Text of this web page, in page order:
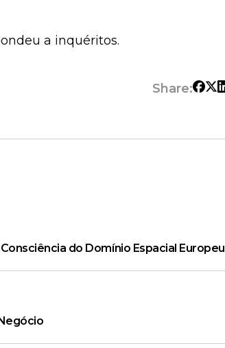
a inquéritos.
Share:
do Domínio Espacial Europeu